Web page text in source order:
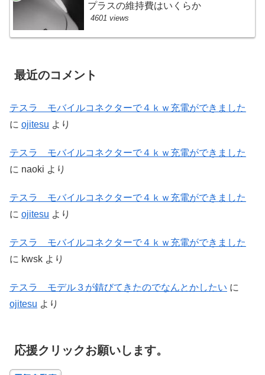
プラスの維持費はいくらか
4601 views
最近のコメント
テスラ モバイルコネクターで４ｋｗ充電ができました
に ojitesu より
テスラ モバイルコネクターで４ｋｗ充電ができました
に naoki より
テスラ モバイルコネクターで４ｋｗ充電ができました
に ojitesu より
テスラ モバイルコネクターで４ｋｗ充電ができました
に kwsk より
テスラ モデル３が錆びてきたのでなんとかしたい に
ojitesu より
応援クリックお願いします。